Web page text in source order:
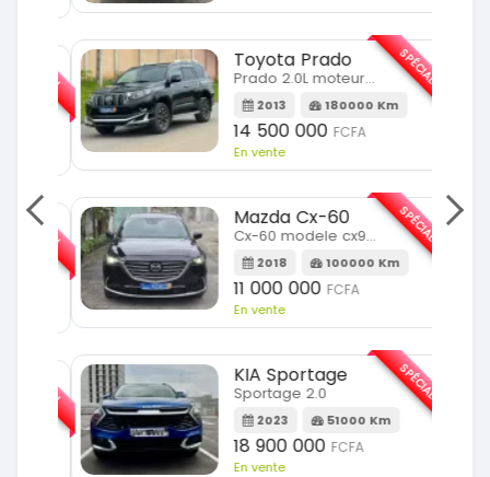
SPÉCIAL
Toyota Prado
Prado 2.0L moteur d4d
2013 180000 Km
14 500 000FCFA
En vente
SPÉCIAL
Mazda Cx-60
Cx-60 modele cx9 full option
2018 100000 Km
11 000 000FCFA
En vente
SPÉCIAL
KIA Sportage
Sportage 2.0
2023 51000 Km
18 900 000FCFA
En vente
SPÉCIAL